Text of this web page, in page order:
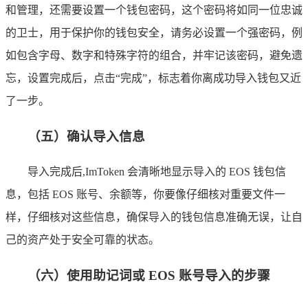
和管理，还需要设置一个钱包密码，这个密码将如同一位忠诚
的卫士，用于保护你的钱包安全，请务必设置一个强密码，例
如包含字母、数字和特殊字符的组合，并牢记该密码，避免遗
忘，设置完成后，点击“完成”，标志着你离成功导入钱包又近
了一步。
（五）确认导入信息
导入完成后,ImToken 会清晰地显示导入的 EOS 钱包信
息，包括 EOS 账号、余额等，你要像仔细核对重要文件一
样，仔细核对这些信息，确保导入的钱包信息准确无误，让自
己的资产处于安全可靠的状态。
（六）使用助记词或 EOS 账号导入的步骤